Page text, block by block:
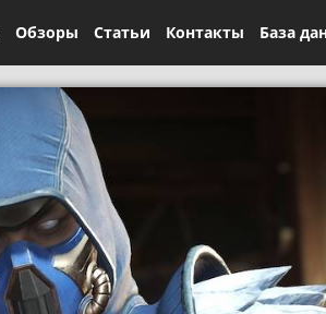
Обзоры Статьи Контакты База